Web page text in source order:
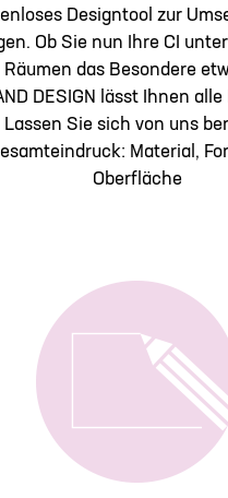
Designtool zur
Ob Sie nun Ihre CI
das Besondere
DESIGN lässt Ihnen
Lassen Sie sich von uns
Material,
Oberfläche